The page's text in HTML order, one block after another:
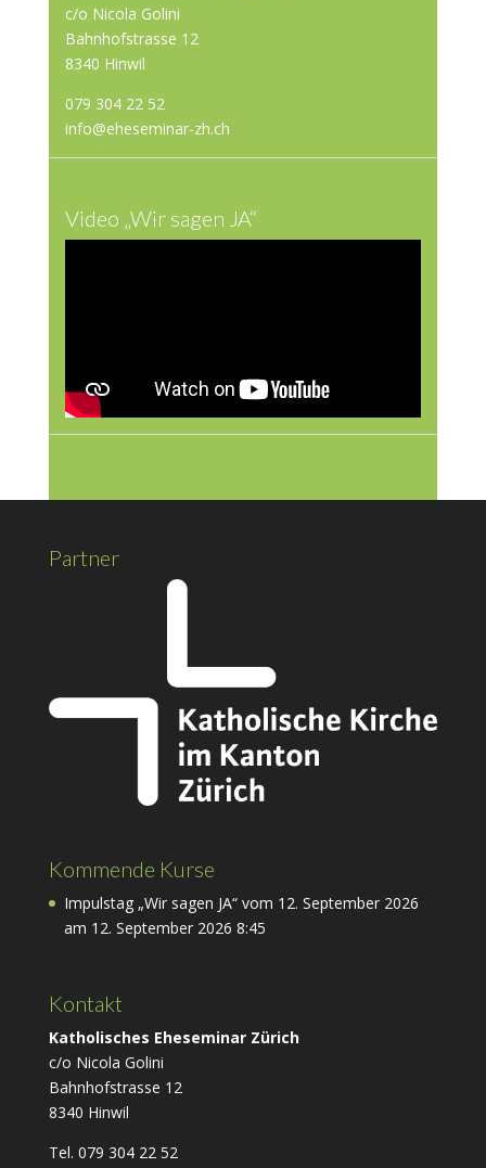
c/o Nicola Golini
Bahnhofstrasse 12
8340 Hinwil
079 304 22 52
info@eheseminar-zh.ch
Video „Wir sagen JA“
Partner
Kommende Kurse
Impulstag „Wir sagen JA“ vom 12. September 2026
am 12. September 2026 8:45
Kontakt
Katholisches Eheseminar Zürich
c/o Nicola Golini
Bahnhofstrasse 12
8340 Hinwil
Tel. 079 304 22 52